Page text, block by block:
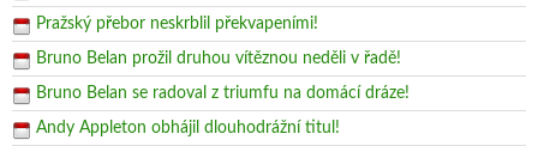
Pražský přebor neskrblil překvapeními!
Bruno Belan prožil druhou vítěznou neděli v řadě!
Bruno Belan se radoval z triumfu na domácí dráze!
Andy Appleton obhájil dlouhodrážní titul!